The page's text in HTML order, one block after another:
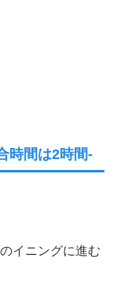
時間は2時間-
イニングに進む